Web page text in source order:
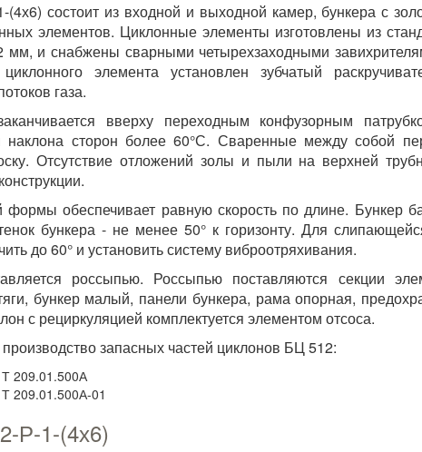
состоит из входной и выходной камер, бункера с
элементов. Циклонные элементы изготовлены из
и снабжены сварными четырехзаходными
элемента установлен зубчатый
газа.
вверху переходным конфузорным
сторон более 60°С. Сваренные между собой
Отсутствие отложений золы и пыли на верхней
обеспечивает равную скорость по длине. Бункер
бункера - не менее 50° к горизонту. Для
до 60° и установить систему виброотряхивания.
россыпью. Россыпью поставляются секции
бункер малый, панели бункера, рама опорная,
с рециркуляцией комплектуется элементом отсоса.
запасных частей циклонов БЦ 512:
209.01.500А
209.01.500А-01
Р-1-(4х6)